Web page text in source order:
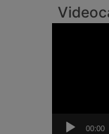
00:00